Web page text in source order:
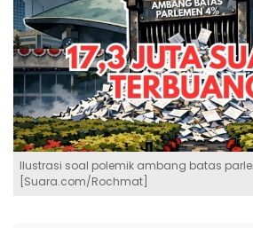
Ilustrasi soal polemik ambang batas
[Suara.com/Rochmat]